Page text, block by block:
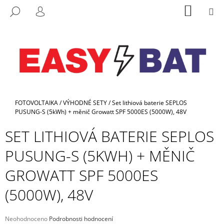
HLEDAT
PŘIHLÁŠENÍ KOŠÍK
Domů
FOTOVOLTAIKA/VÝHODNÉ SETY/Set lithiová baterie SEPLOS
PUSUNG-S (5kWh) + měnič Growatt SPF 5000ES (5000W), 48V
SET LITHIOVÁ BATERIE SEPLOS
PUSUNG-S (5KWH) + MĚNIČ
GROWATT SPF 5000ES
(5000W), 48V
Průměrné
Neohodnoceno Podrobnosti hodnocení
T
Ř
E
B
U
J
E
T